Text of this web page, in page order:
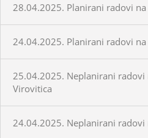
28.04.2025. Planirani radovi
24.04.2025. Planirani radovi
25.04.2025. Neplanirani
Virovitica
24.04.2025. Neplanirani